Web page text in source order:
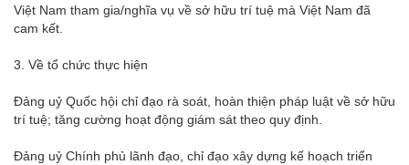
Việt Nam tham gia/nghĩa vụ về sở hữu trí tuệ mà Việt Nam đã
cam kết.
3. Về tổ chức thực hiện
Đảng uỷ Quốc hội chỉ đạo rà soát, hoàn thiện pháp luật về sở hữu
trí tuệ; tăng cường hoạt động giám sát theo quy định.
Đảng uỷ Chính phủ lãnh đạo, chỉ đạo xây dựng kế hoạch triển